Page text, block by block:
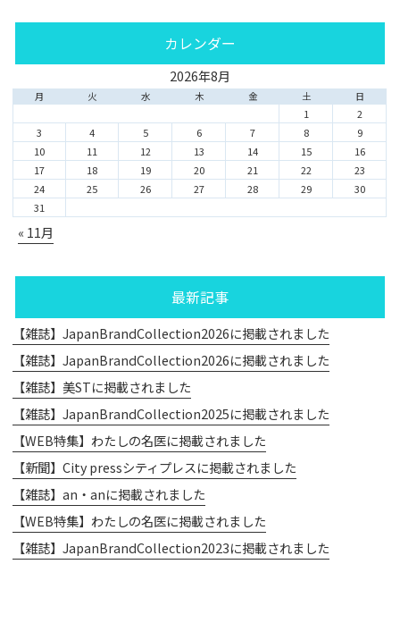
カレンダー
2026年8月
月 火 水 木 金 土 日
1
2
3
4 5 6 7 8
9
10
11 12 13 14 15
16
17
18 19 20 21 22
23
24
25 26 27 28 29
30
31
« 11月
最新記事
【雑誌】JapanBrandCollection2026に掲載されました
【雑誌】JapanBrandCollection2026に掲載されました
【雑誌】美STに掲載されました
【雑誌】JapanBrandCollection2025に掲載されました
【WEB特集】わたしの名医に掲載されました
【新聞】City pressシティプレスに掲載されました
【雑誌】an・anに掲載されました
【WEB特集】わたしの名医に掲載されました
【雑誌】JapanBrandCollection2023に掲載されました